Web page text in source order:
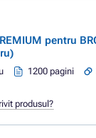
pentru
1200 pagini
produsul?